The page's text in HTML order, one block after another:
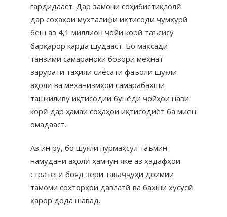
гардидааст. Дар замони соҳибистиқлолӣ
дар соҳаҳои мухталифи иқтисоди ҷумҳурӣ
беш аз 4,1 миллион ҷойи корӣ таъсису
барқарор карда шудааст. Бо мақсади
танзими самараноки бозори меҳнат
зарурати таҳияи сиёсати фаъоли шуғли
аҳолӣ ва механизмҳои самарабахши
ташкиливу иқтисодии бунёди ҷойҳои нави
корӣ дар ҳамаи соҳаҳои иқтисодиёт ба миён
омадааст.
Аз ин рӯ, бо шуғли пурмаҳсул таъмин
намудани аҳолӣ ҳамчун яке аз ҳадафҳои
стратегӣ бояд зери таваҷҷуҳи доимии
тамоми сохторҳои давлатӣ ва бахши хусусӣ
қарор дода шавад.